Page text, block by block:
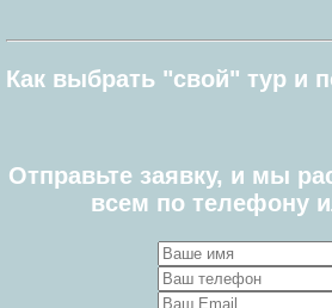
Как выбрать "свой" тур и
Отправьте заявку, и мы
всем по телефону